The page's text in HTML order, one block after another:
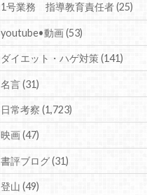
1号業務 指導教育責任者(25)
youtube•動画(53)
ダイエット・ハゲ対策(141)
名言(31)
日常考察(1,723)
映画(47)
書評ブログ(31)
登山(49)